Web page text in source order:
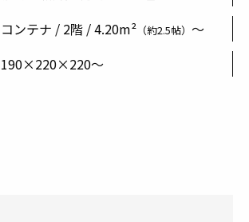
コンテナ / 2階 / 4.20m² （約2.5帖） ～
190×220×220～